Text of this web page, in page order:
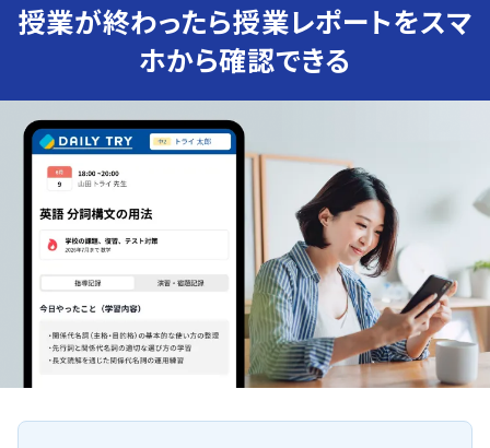
授業が終わったら授業レポートをスマ
ホから確認できる